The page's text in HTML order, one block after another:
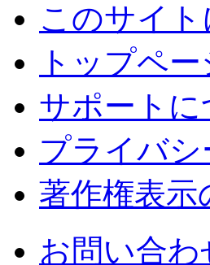
このサイ
トップペ
サポートに
プライバ
著作権表示
お問い合